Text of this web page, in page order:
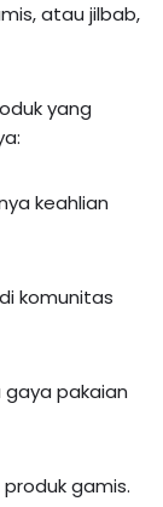
atau jilbab,
yang
keahlian
komunitas
gaya pakaian
gamis.